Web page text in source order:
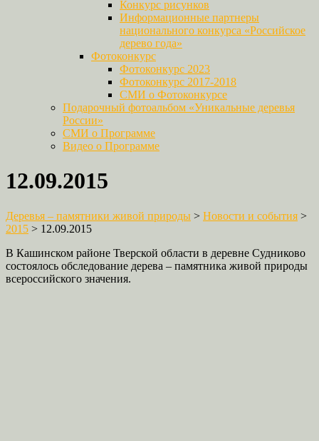
Конкурс рисунков
Информационные партнеры
национального конкурса «Российское
дерево года»
Фотоконкурс
Фотоконкурс 2023
Фотоконкурс 2017-2018
СМИ о Фотоконкурсе
Подарочный фотоальбом «Уникальные деревья
России»
СМИ о Программе
Видео о Программе
12.09.2015
Деревья – памятники живой природы > Новости и события >
2015 > 12.09.2015
В Кашинском районе Тверской области в деревне Судниково
состоялось обследование дерева – памятника живой природы
всероссийского значения.